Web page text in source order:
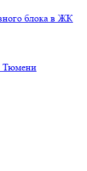
блока в ЖК
Тюмени